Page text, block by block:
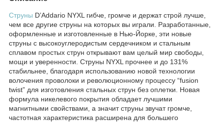
Струны D’Addario NYXL гибче, громче и держат строй лучше,
чем все другие струны на которых вы играли. Разработанные,
оформленные и изготовленные в Нью-Йорке, эти новые
струны с высокоуглеродистым сердечником и стальным
сплавом простых струн открывают вам целый мир свободы,
мощи и уверенности. Струны NYXL прочнее и до 131%
стабильнее, благодаря использованию новой технологии
волочения проволоки и революционному процессу “fusion
twist” для изготовления стальных струн без оплетки. Новая
формула никелевого покрытия обладает лучшими
магнитными свойствами, а значит струны звучат громче,
частотная характеристика расширена для большего